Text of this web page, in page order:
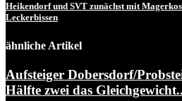
Heikendorf und SVT zunächst mit
Leckerbissen
ähnliche Artikel
Aufsteiger Dobersdorf/
Hälfte zwei das